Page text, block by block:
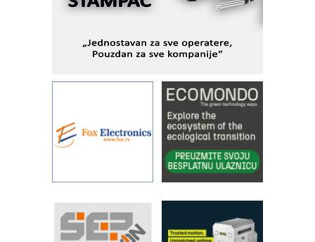
Fleksibilno stezanje i brzo
KIP KOP – napredna rešenja za
savremene industrijske i logističke
Alba d.o.o. – 35 godina preciznosti u
metrologiji i pametnim dozirnim
rešenjima
IBeRTIM - oprema za ispitivanje
STAUFF – Komponente koje
sistema
YAMADA pumpe – japanska
pouzdanost u transferu fluida